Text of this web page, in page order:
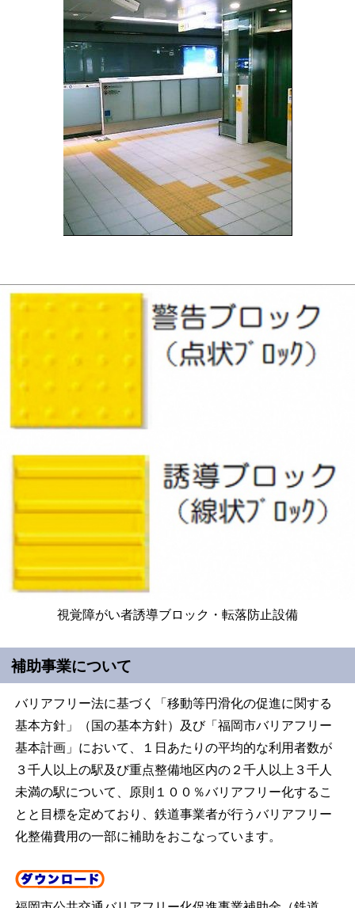
視覚障がい者誘導ブロック・転落防止設備
補助事業について
バリアフリー法に基づく「移動等円滑化の促進に関する
基本方針」（国の基本方針）及び「福岡市バリアフリー
基本計画」において、１日あたりの平均的な利用者数が
３千人以上の駅及び重点整備地区内の２千人以上３千人
未満の駅について、原則１００％バリアフリー化するこ
とと目標を定めており、鉄道事業者が行うバリアフリー
化整備費用の一部に補助をおこなっています。